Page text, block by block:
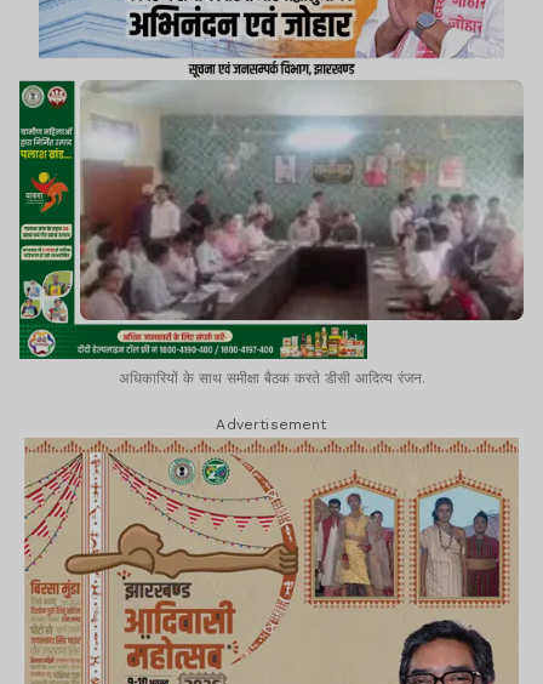
अधिकारियों के साथ समीक्षा बैठक करते डीसी आदित्य रंजन.
Advertisement